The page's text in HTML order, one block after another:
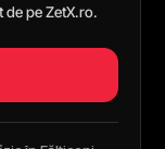
pe ZetX.ro.